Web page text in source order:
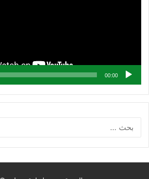
00:00